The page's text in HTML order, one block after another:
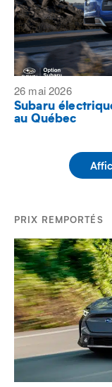
26 mai 2026
Subaru
au Québec
PRIX REMPORTÉS